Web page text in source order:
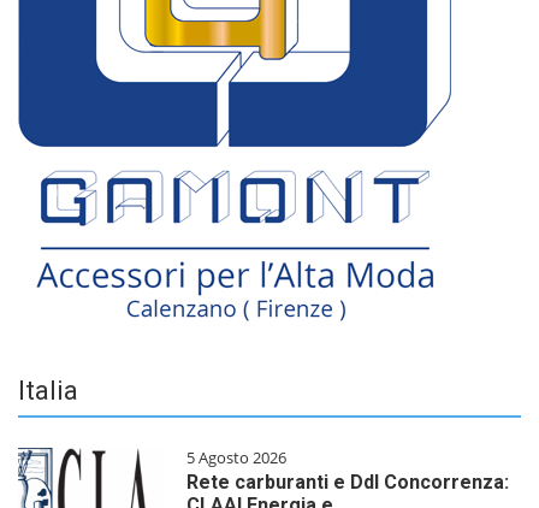
Italia
5 Agosto 2026
Rete carburanti e Ddl Concorrenza: